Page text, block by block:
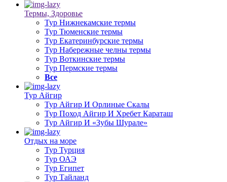
Термы, Здоровье
Тур Нижнекамские термы
Тур Тюменские термы
Тур Екатеринбурские термы
Тур Набережные челны термы
Тур Воткинские термы
Тур Пермские термы
Все
Тур Айгир
Тур Айгир И Орлиные Скалы
Тур Поход Айгир И Хребет Караташ
Тур Айгир И «Зубы Шурале»
Отдых на море
Тур Турция
Тур ОАЭ
Тур Египет
Тур Тайланд